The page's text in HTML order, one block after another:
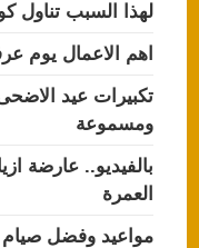
لهذا السبب تناول
اهم الاعمال يوم
تكبيرات عيد
ومسموعة
بالفيديو.. عارضة
العمرة
مواعيد وفضل صيام